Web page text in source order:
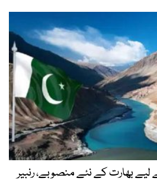
لیے بھارت کے نئے منصوبے، رنبیر